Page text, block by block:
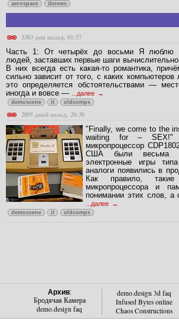
aerospace ibnews
3383 дня назад, 01:57
Часть 1: От четырёх до восьми Я люблю
людей, заставших первые шаги
В них всегда есть какая-то романтика,
сильно зависит от того, с каких
это определяется обстоятельствами —
иногда и вовсе —
...далее
demoscene it oldcomps
2895 дней назад, 20:30
"Finally, we come to the
waiting for –
микропроцессор
США были весьма
электронные игры
аналоги появились в
Как правило,
микропроцессора и
понимании этих слов, а
...далее
demoscene it oldcomps
Архив:
Бродячая Камера
demo.design faq
demo.design 3d faq
Infused Bytes online
Chaos Constructions